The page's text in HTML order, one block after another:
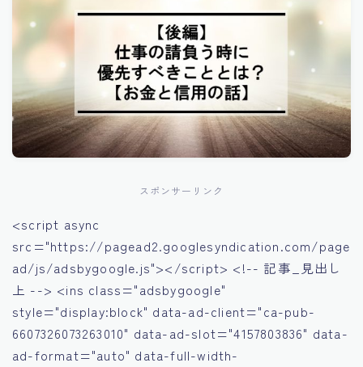
スポンサーリンク
<script async
src="https://pagead2.googlesyndication.com/page
ad/js/adsbygoogle.js"></script> <!-- 記事_見出し
上 --> <ins class="adsbygoogle"
style="display:block" data-ad-client="ca-pub-
6607326073263010" data-ad-slot="4157803836" data-
ad-format="auto" data-full-width-